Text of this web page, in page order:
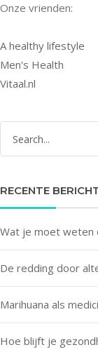
Onze vrienden:
A healthy lifestyle
Men's Health
Vitaal.nl
RECENTE
Wat je moet weten
De redding door
Marihuana als
Hoe blijft je